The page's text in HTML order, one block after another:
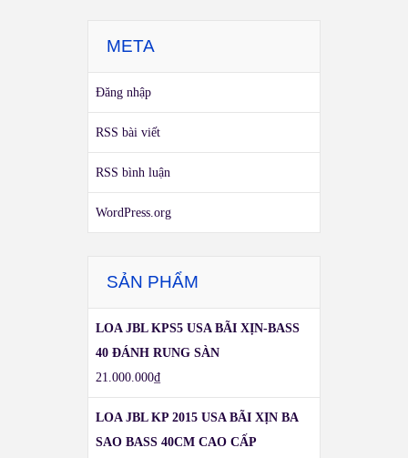
META
Đăng nhập
RSS bài viết
RSS bình luận
WordPress.org
SẢN PHẨM
LOA JBL KPS5 USA BÃI XỊN-BASS
40 ĐÁNH RUNG SÀN
21.000.000₫
LOA JBL KP 2015 USA BÃI XỊN BA
SAO BASS 40CM CAO CẤP